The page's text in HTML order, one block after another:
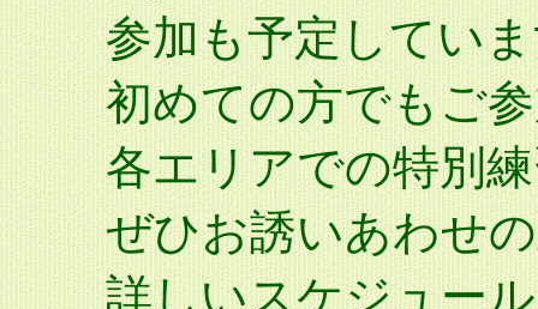
参加も予定してい
初めての方でもご
各エリアでの特別
ぜひお誘いあわせ
詳しいスケジュー